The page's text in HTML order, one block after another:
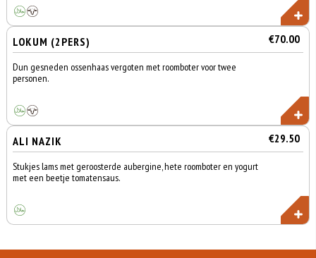
LOKUM (2PERS) €70.00
Dun gesneden ossenhaas vergoten met roomboter voor twee
personen.
ALI NAZIK €29.50
Stukjes lams met geroosterde aubergine, hete roomboter en yogurt
met een beetje tomatensaus.